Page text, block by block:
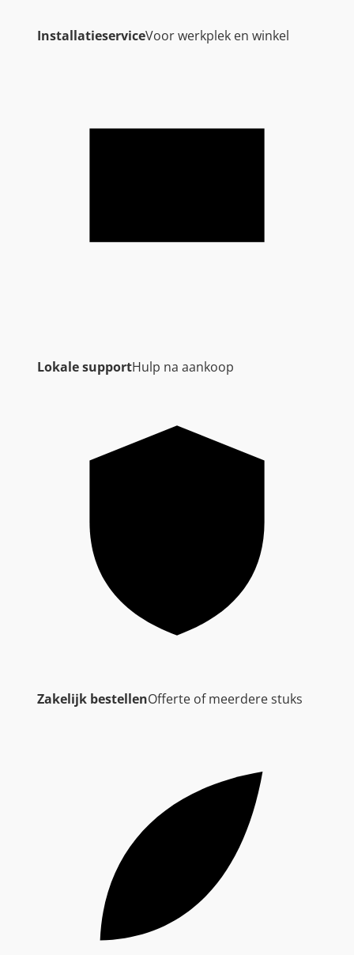
InstallatieserviceVoor werkplek en winkel
Lokale supportHulp na aankoop
Zakelijk bestellenOfferte of meerdere stuks